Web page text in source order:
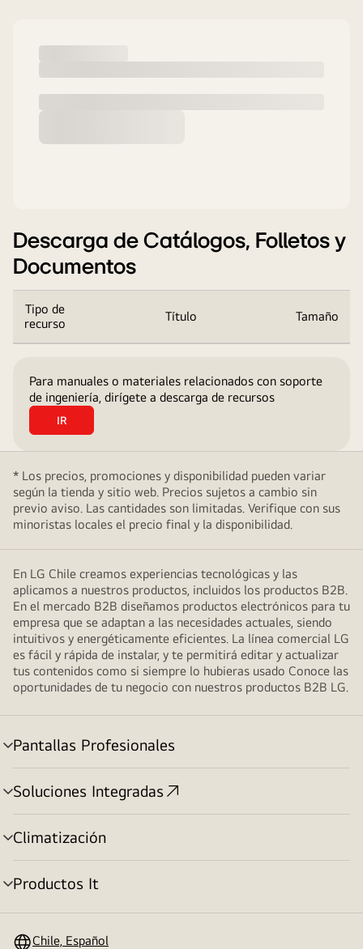
Descarga de Catálogos, Folletos y
Documentos
Tabla,
Lista
Tipo de
recurso
Título Tamaño
Para manuales o materiales relacionados con soporte
de ingeniería, dirígete a descarga de recursos
IR
* Los precios, promociones y disponibilidad pueden variar
según la tienda y sitio web. Precios sujetos a cambio sin
previo aviso. Las cantidades son limitadas. Verifique con sus
minoristas locales el precio final y la disponibilidad.
En LG Chile creamos experiencias tecnológicas y las
aplicamos a nuestros productos, incluidos los productos B2B.
En el mercado B2B diseñamos productos electrónicos para tu
empresa que se adaptan a las necesidades actuales, siendo
intuitivos y energéticamente eficientes. La línea comercial LG
es fácil y rápida de instalar, y te permitirá editar y actualizar
tus contenidos como si siempre lo hubieras usado Conoce las
oportunidades de tu negocio con nuestros productos B2B LG.
Pantallas Profesionales
cambiar
de
menú
Soluciones Integradas
cambiar
de
menú
Climatización
cambiar
de
menú
Productos It
cambiar
Chile, Español